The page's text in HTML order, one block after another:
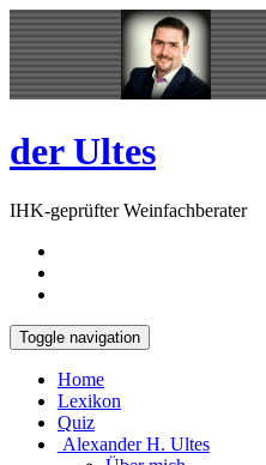
Skip
to
content
Open
Sidebar
der Ultes
IHK-geprüfter Weinfachberater
Toggle navigation
Home
Lexikon
Quiz
Alexander H. Ultes